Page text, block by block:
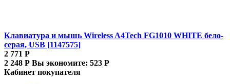
Клавиатура и мышь Wireless A4Tech FG1010 WHITE бело-
серая, USB [1147575]
2 771 Р
2 248 Р Вы экономите: 523 Р
Кабинет покупателя